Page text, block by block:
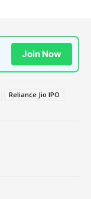
Join Now
Reliance Jio IPO